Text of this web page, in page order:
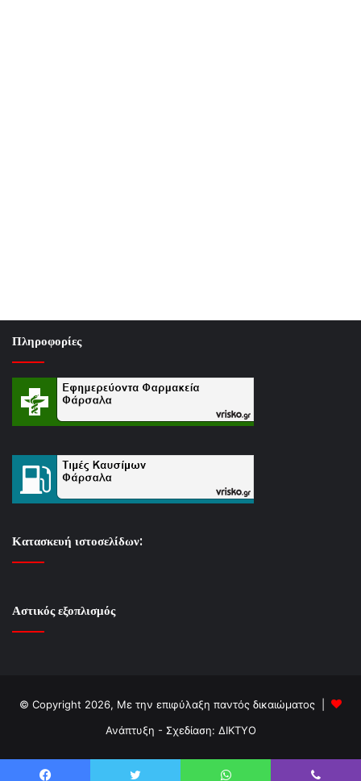
Πληροφορίες
Κατασκευή ιστοσελίδων:
Αστικός εξοπλισμός
© Copyright 2026, Με την επιφύλαξη παντός δικαιώματος |
Ανάπτυξη - Σχεδίαση: ΔΙΚΤΥΟ